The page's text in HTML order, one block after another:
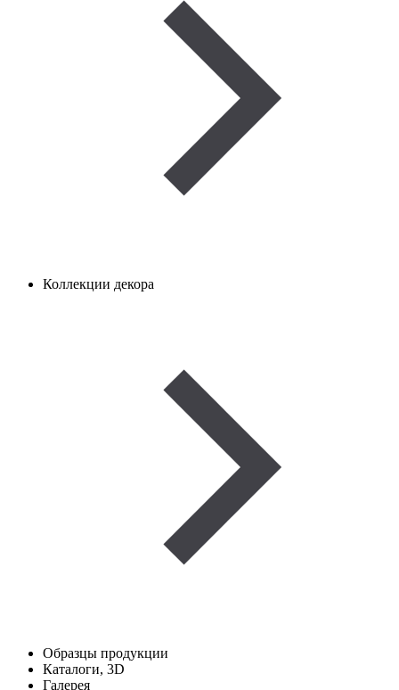
Коллекции декора
Образцы продукции
Каталоги, 3D
Галерея